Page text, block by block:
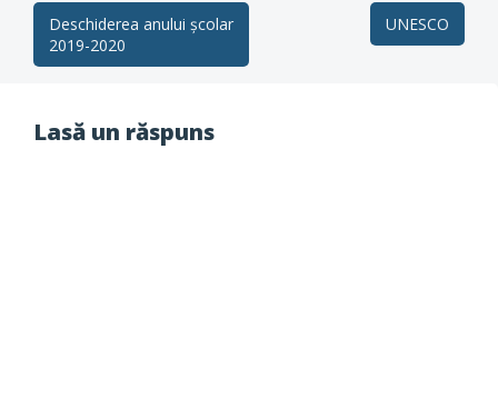
Post
navigation
Deschiderea anului școlar
2019-2020
UNESCO
Lasă un răspuns